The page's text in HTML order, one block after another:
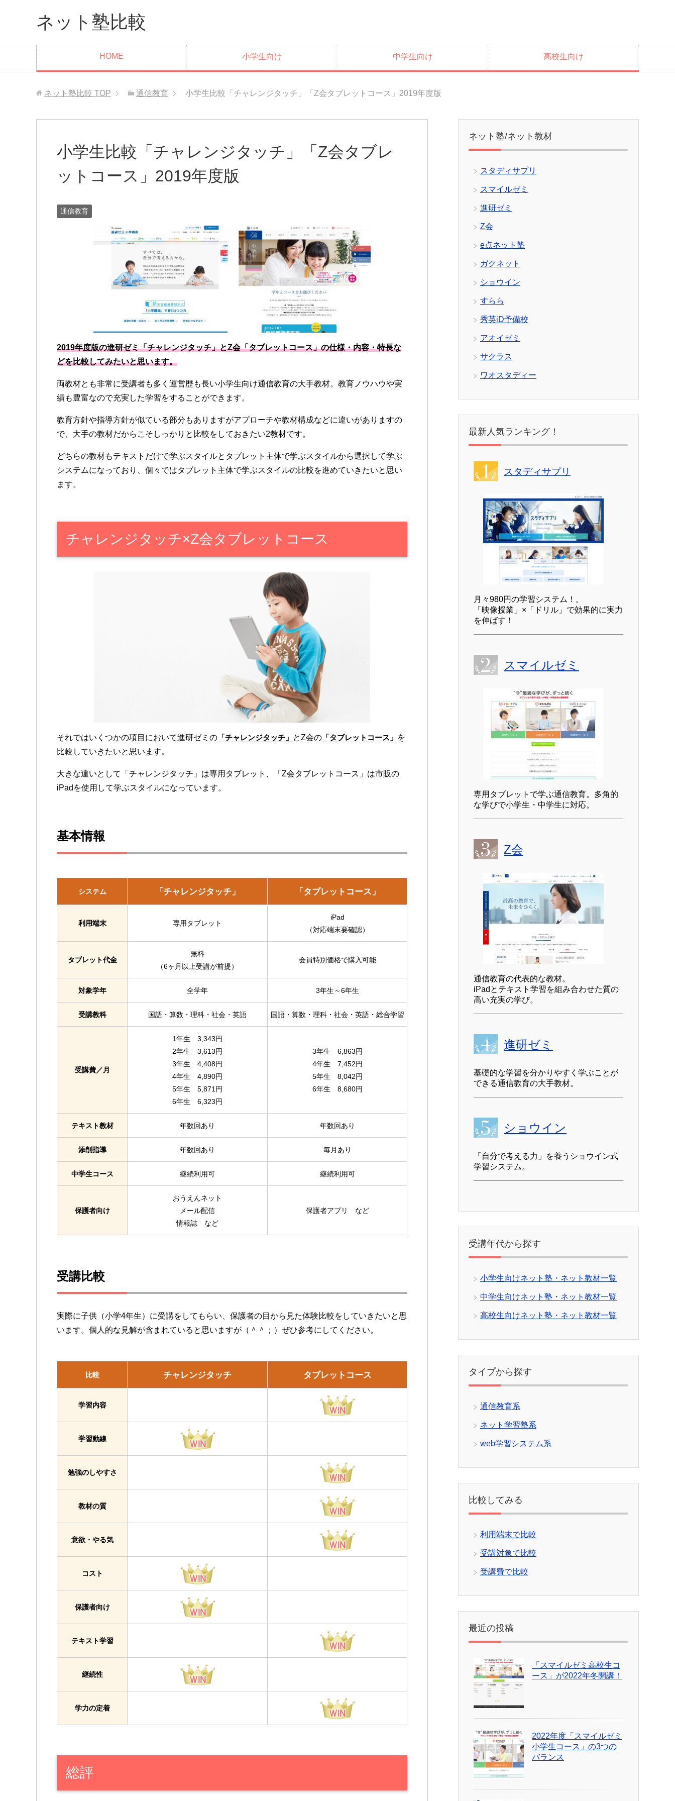
ネット塾比較
HOME 小学生向け 中学生向け 高校生向け
ネット塾比較 TOP 通信教育 小学生比較「チャレンジタッチ」「Z会タブレットコース」2019年度版
小学生比較「チャレンジタッチ」「Z会タブレ
ットコース」2019年度版
通信教育
2019年度版の進研ゼミ「チャレンジタッチ」とZ会「タブレットコース」の仕様・内容・特長な
どを比較してみたいと思います。
両教材とも非常に受講者も多く運営歴も長い小学生向け通信教育の大手教材。教育ノウハウや実
績も豊富なので充実した学習をすることができます。
教育方針や指導方針が似ている部分もありますがアプローチや教材構成などに違いがありますの
で、大手の教材だからこそしっかりと比較をしておきたい2教材です。
どちらの教材もテキストだけで学ぶスタイルとタブレット主体で学ぶスタイルから選択して学ぶ
システムになっており、個々ではタブレット主体で学ぶスタイルの比較を進めていきたいと思い
ます。
チャレンジタッチ×Z会タブレットコース
それではいくつかの項目において進研ゼミの 「チャレンジタッチ」 とZ会の 「タブレットコース」 を
比較していきたいと思います。
大きな違いとして「チャレンジタッチ」は専用タブレット、「Z会タブレットコース」は市販の
iPadを使用して学ぶスタイルになっています。
基本情報
システム 「チャレンジタッチ」 「タブレットコース」
利用端末 専用タブレット
iPad
（対応端末要確認）
タブレット代金
無料
（6ヶ月以上受講が前提）
会員特別価格で購入可能
対象学年 全学年 3年生～6年生
受講教科 国語・算数・理科・社会・英語 国語・算数・理科・社会・英語・総合学習
受講費／月
1年生 3,343円
2年生 3,613円
3年生 4,408円
4年生 4,890円
5年生 5,871円
6年生 6,323円
3年生 6,863円
4年生 7,452円
5年生 8,042円
6年生 8,680円
テキスト教材 年数回あり 年数回あり
添削指導 年数回あり 毎月あり
中学生コース 継続利用可 継続利用可
保護者向け
おうえんネット
メール配信
情報誌 など
保護者アプリ など
受講比較
実際に子供（小学4年生）に受講をしてもらい、保護者の目から見た体験比較をしていきたいと思
います。個人的な見解が含まれていると思いますが（＾＾；）ぜひ参考にしてください。
比較 チャレンジタッチ タブレットコース
学習内容
学習動線
勉強のしやすさ
教材の質
意欲・やる気
コスト
保護者向け
テキスト学習
継続性
学力の定着
総評
ネット塾/ネット教材
スタディサプリ
スマイルゼミ
進研ゼミ
Z会
e点ネット塾
ガクネット
ショウイン
すらら
秀英iD予備校
アオイゼミ
サクラス
ワオスタディー
最新人気ランキング！
スタディサプリ
月々980円の学習システム！。
「映像授業」×「ドリル」で効果的に実力
を伸ばす！
スマイルゼミ
専用タブレットで学ぶ通信教育。多角的
な学びで小学生・中学生に対応。
Z会
通信教育の代表的な教材。
iPadとテキスト学習を組み合わせた質の
高い充実の学び。
進研ゼミ
基礎的な学習を分かりやすく学ぶことが
できる通信教育の大手教材。
ショウイン
「自分で考える力」を養うショウイン式
学習システム。
受講年代から探す
小学生向けネット塾・ネット教材一覧
中学生向けネット塾・ネット教材一覧
高校生向けネット塾・ネット教材一覧
タイプから探す
通信教育系
ネット学習塾系
web学習システム系
比較してみる
利用端末で比較
受講対象で比較
受講費で比較
最近の投稿
「スマイルゼミ高校生コ
ース」が2022年冬開講！
2022年度「スマイルゼミ
小学生コース」の3つの
バランス